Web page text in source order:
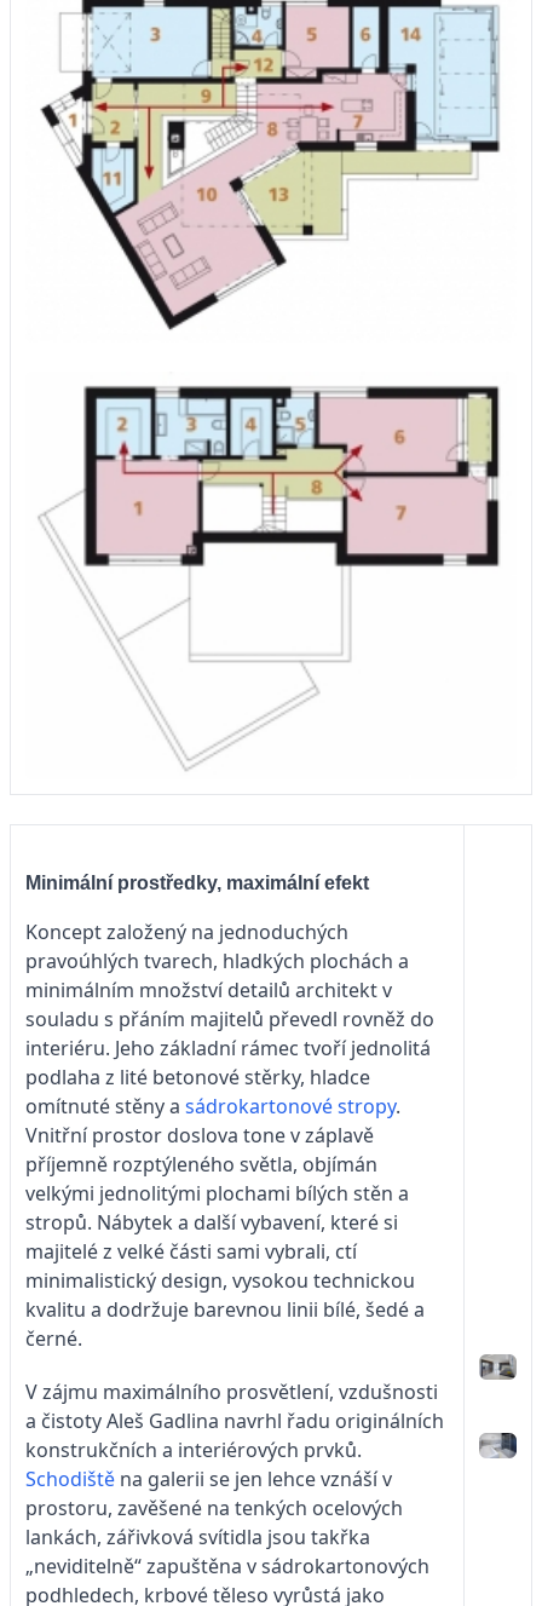
Minimální prostředky, maximální efekt
Koncept založený na jednoduchých
pravoúhlých tvarech, hladkých plochách a
minimálním množství detailů architekt v
souladu s přáním majitelů převedl rovněž do
interiéru. Jeho základní rámec tvoří jednolitá
podlaha z lité betonové stěrky, hladce
omítnuté stěny a sádrokartonové stropy.
Vnitřní prostor doslova tone v záplavě
příjemně rozptýleného světla, objímán
velkými jednolitými plochami bílých stěn a
stropů. Nábytek a další vybavení, které si
majitelé z velké části sami vybrali, ctí
minimalistický design, vysokou technickou
kvalitu a dodržuje barevnou linii bílé, šedé a
černé.
V zájmu maximálního prosvětlení, vzdušnosti
a čistoty Aleš Gadlina navrhl řadu originálních
konstrukčních a interiérových prvků.
Schodiště na galerii se jen lehce vznáší v
prostoru, zavěšené na tenkých ocelových
lankách, zářivková svítidla jsou takřka
„neviditelně“ zapuštěna v sádrokartonových
podhledech, krbové těleso vyrůstá jako